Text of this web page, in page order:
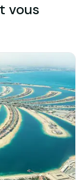
vous